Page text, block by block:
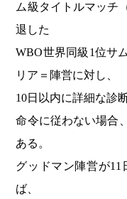
ム級タイトルマッチ
退した
WBO世界同級1位サ
リア＝陣営に対し、
10日以内に詳細な診
命令に従わない場合
ある。
グッドマン陣営が11
ば、